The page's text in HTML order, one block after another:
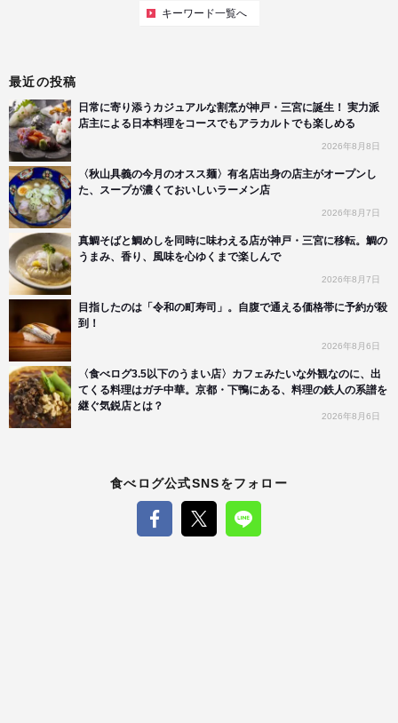
キーワード一覧へ
最近の投稿
日常に寄り添うカジュアルな割烹が神戸・三宮に誕生！ 実力派
店主による日本料理をコースでもアラカルトでも楽しめる
2026年8月8日
〈秋山具義の今月のオスス麺〉有名店出身の店主がオープンし
た、スープが濃くておいしいラーメン店
2026年8月7日
真鯛そばと鯛めしを同時に味わえる店が神戸・三宮に移転。鯛の
うまみ、香り、風味を心ゆくまで楽しんで
2026年8月7日
目指したのは「令和の町寿司」。自腹で通える価格帯に予約が殺
到！
2026年8月6日
〈食べログ3.5以下のうまい店〉カフェみたいな外観なのに、出
てくる料理はガチ中華。京都・下鴨にある、料理の鉄人の系譜を
継ぐ気鋭店とは？
2026年8月6日
食べログ公式SNSをフォロー